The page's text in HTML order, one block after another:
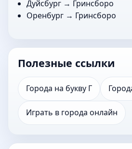
Дуйсбург → Гринсборо
Оренбург → Гринсборо
Полезные ссылки
Города на букву Г
Играть в города онлайн